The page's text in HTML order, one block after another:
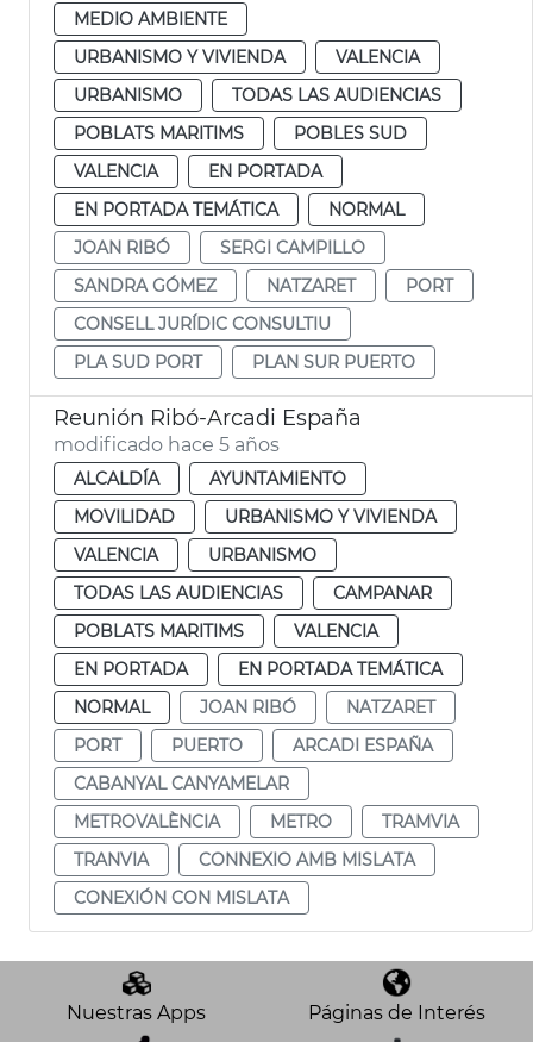
MEDIO AMBIENTE
URBANISMO Y VIVIENDA
VALENCIA
URBANISMO
TODAS LAS AUDIENCIAS
POBLATS MARITIMS
POBLES SUD
VALENCIA
EN PORTADA
EN PORTADA TEMÁTICA
NORMAL
JOAN RIBÓ
SERGI CAMPILLO
SANDRA GÓMEZ
NATZARET
PORT
CONSELL JURÍDIC CONSULTIU
PLA SUD PORT
PLAN SUR PUERTO
Reunión Ribó-Arcadi España
modificado hace 5 años
ALCALDÍA
AYUNTAMIENTO
MOVILIDAD
URBANISMO Y VIVIENDA
VALENCIA
URBANISMO
TODAS LAS AUDIENCIAS
CAMPANAR
POBLATS MARITIMS
VALENCIA
EN PORTADA
EN PORTADA TEMÁTICA
NORMAL
JOAN RIBÓ
NATZARET
PORT
PUERTO
ARCADI ESPAÑA
CABANYAL CANYAMELAR
METROVALÈNCIA
METRO
TRAMVIA
TRANVIA
CONNEXIO AMB MISLATA
CONEXIÓN CON MISLATA
Nuestras Apps Páginas de Interés